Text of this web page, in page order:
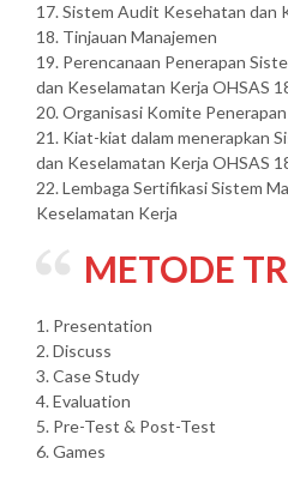
17. Sistem Audit Kesehatan dan
18. Tinjauan Manajemen
19. Perencanaan Penerapan
dan Keselamatan Kerja OHSAS
20. Organisasi Komite
21. Kiat-kiat dalam menerapkan
dan Keselamatan Kerja OHSAS
22. Lembaga Sertifikasi Sistem
Keselamatan Kerja
METODE
1. Presentation
2. Discuss
3. Case Study
4. Evaluation
5. Pre-Test & Post-Test
6. Games